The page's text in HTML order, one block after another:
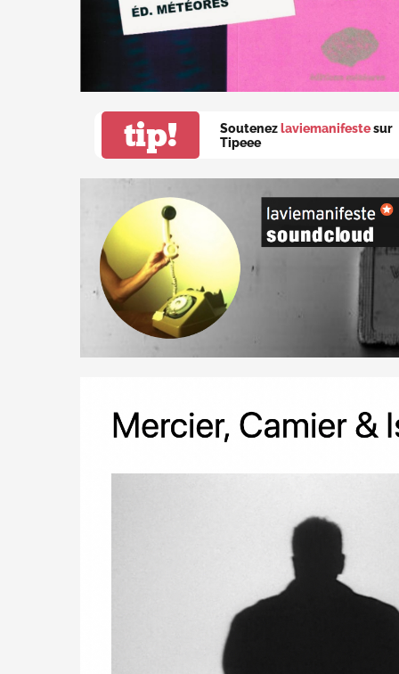
tip! Soutenez laviemanifestesur
Tipeee